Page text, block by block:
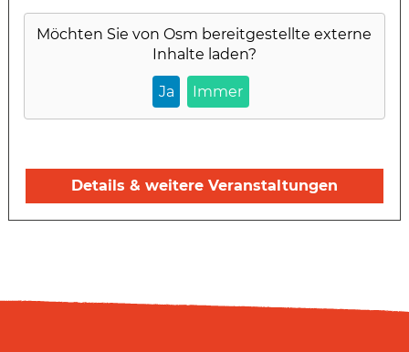
Möchten Sie vonOsm bereitgestellte externe
Inhalte laden?
Ja Immer
Details & weitere Veranstaltungen